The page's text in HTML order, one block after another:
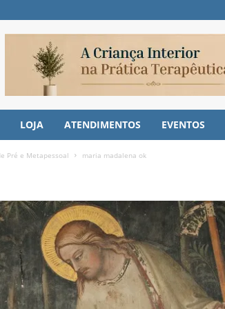
LOJA ATENDIMENTOS EVENTOS
Pré e Metapessoal maria madalena ok